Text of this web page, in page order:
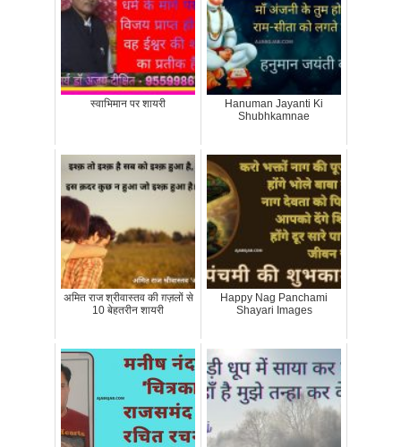
स्वाभिमान पर शायरी
Hanuman Jayanti Ki
Shubhkamnae
अमित राज श्रीवास्तव की ग़ज़लों से
10 बेहतरीन शायरी
Happy Nag Panchami
Shayari Images